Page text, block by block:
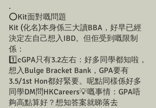
.
⭕Kit面對嘅問題
Kit (化名)本身係三大讀BBA，好早已經
決定左自己想入IBD。但佢受到嘅限制
係：
1️⃣cGPA只有3.2左右：好多同學都知啦，
想入Bulge Bracket Bank，GPA要有
3.5/1st Hon都好緊要。呢點同樣係好多
同學DM問HKCareers💡嘅事情：GPA唔
夠高點算好？想知答案就睇落去